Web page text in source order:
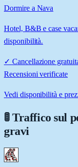
Dormire a Nava
Hotel, B&B e case
disponibilità.
✓ Cancellazione
Recensioni verificate
Vedi disponibilità e
🚦 Traffico sul
gravi